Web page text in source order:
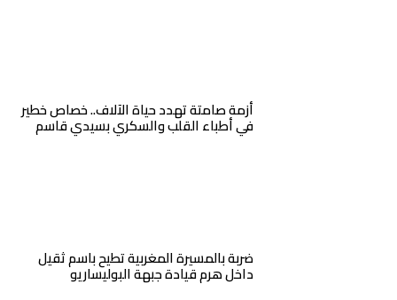
أزمة صامتة تهدد حياة الآلاف.. خصاص خطير
في أطباء القلب والسكري بسيدي قاسم
ضربة بالمسيرة المغربية تطيح باسم ثقيل
داخل هرم قيادة جبهة البوليساريو